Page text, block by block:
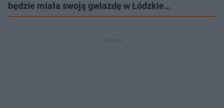
będzie miała swoją gwiazdę w Łódzkie…